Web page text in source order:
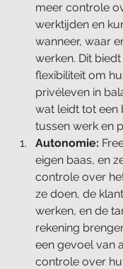
meer controle
werktijden en
wanneer, waar
werken. Dit
flexibiliteit om
privéleven in
wat leidt tot een
tussen werk en
Autonomie:
eigen baas, en
controle over
ze doen, de
werken, en de
rekening
een gevoel van
controle over